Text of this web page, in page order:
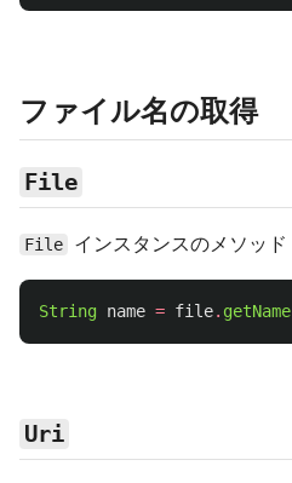
ファイル名の取得
File
File インスタンスのメソッド
String name = file. getName
Uri